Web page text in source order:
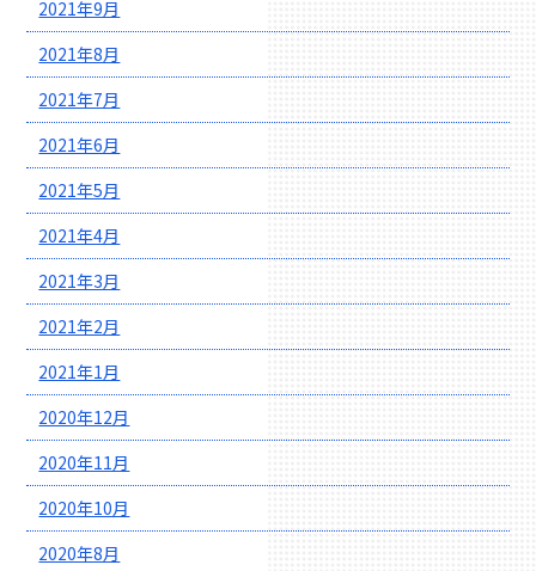
2021年9月
2021年8月
2021年7月
2021年6月
2021年5月
2021年4月
2021年3月
2021年2月
2021年1月
2020年12月
2020年11月
2020年10月
2020年8月